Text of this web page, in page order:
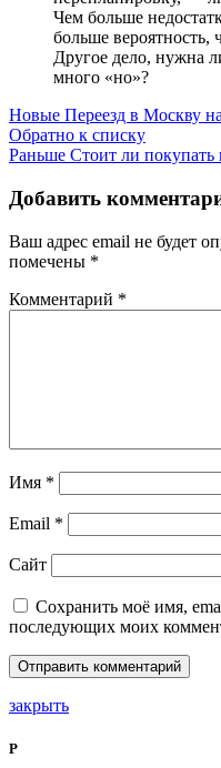
Чем больше
больше вероятность,
Другое дело, нужна
много «но»?
Новые Переезд в Москву
Обратно к списку
Раньше Стоит ли покупать
Добавить
Ваш адрес email не будет
помечены *
Комментарий *
Имя *
Email *
Сайт
Сохранить моё имя,
последующих моих
закрыть
Р